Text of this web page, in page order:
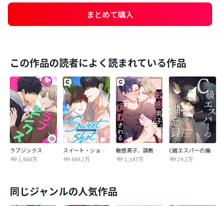
まとめて購入
この作品の読者によく読まれている作品
ラブジンクス
1,668万
スイート・ショット
449.2万
敏感男子、調教される
1,147万
C級エスパーの備忘録
29.2万
同じジャンルの人気作品